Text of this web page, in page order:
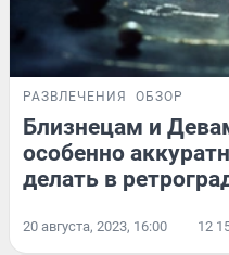
РАЗВЛЕЧЕНИЯ ОБЗОР
Близнецам и
особенно
делать в
20 августа, 2023, 16:00 12